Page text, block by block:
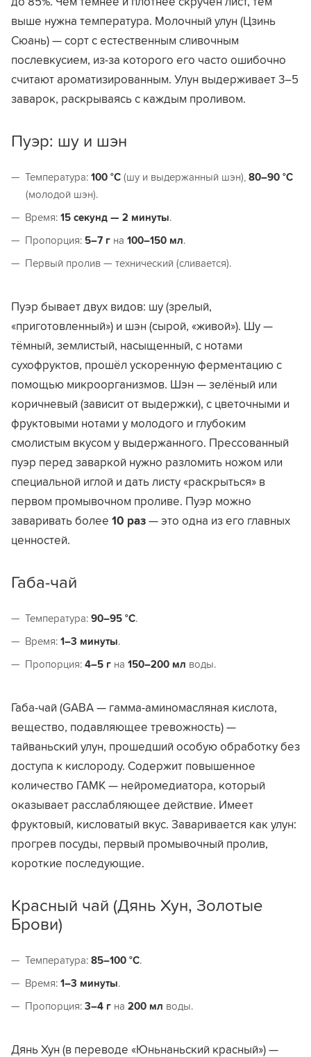
выше нужна температура. Молочный улун (Цзинь
Сюань) — сорт с естественным сливочным
послевкусием, из-за которого его часто ошибочно
считают ароматизированным. Улун выдерживает 3–5
заварок, раскрываясь с каждым проливом.
Пуэр: шу и шэн
Температура: 100 °C (шу и выдержанный шэн), 80–90 °C
(молодой шэн).
Время: 15 секунд — 2 минуты.
Пропорция: 5–7 г на 100–150 мл.
Первый пролив — технический (сливается).
Пуэр бывает двух видов: шу (зрелый,
«приготовленный») и шэн (сырой, «живой»). Шу —
тёмный, землистый, насыщенный, с нотами
сухофруктов, прошёл ускоренную ферментацию с
помощью микроорганизмов. Шэн — зелёный или
коричневый (зависит от выдержки), с цветочными и
фруктовыми нотами у молодого и глубоким
смолистым вкусом у выдержанного. Прессованный
пуэр перед заваркой нужно разломить ножом или
специальной иглой и дать листу «раскрыться» в
первом промывочном проливе. Пуэр можно
заваривать более 10 раз — это одна из его главных
ценностей.
Габа-чай
Температура: 90–95 °C.
Время: 1–3 минуты.
Пропорция: 4–5 г на 150–200 мл воды.
Габа-чай (GABA — гамма-аминомасляная кислота,
вещество, подавляющее тревожность) —
тайваньский улун, прошедший особую обработку без
доступа к кислороду. Содержит повышенное
количество ГАМК — нейромедиатора, который
оказывает расслабляющее действие. Имеет
фруктовый, кисловатый вкус. Заваривается как улун:
прогрев посуды, первый промывочный пролив,
короткие последующие.
Красный чай (Дянь Хун, Золотые
Брови)
Температура: 85–100 °C.
Время: 1–3 минуты.
Пропорция: 3–4 г на 200 мл воды.
Дянь Хун (в переводе «Юньнаньский красный») —